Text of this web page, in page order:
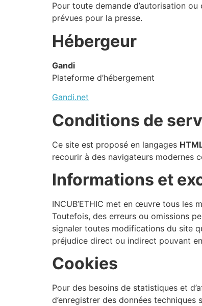
Pour toute demande d’autorisation
prévues pour la presse.
Hébergeur
Gandi
Plateforme d’hébergement
Gandi.net
Conditions de
Ce site est proposé en langages
recourir à des navigateurs modernes
Informations et
INCUB’ETHIC met en œuvre tous les
Toutefois, des erreurs ou omissions
signaler toutes modifications du site
préjudice direct ou indirect pouvant
Cookies
Pour des besoins de statistiques et
d’enregistrer des données